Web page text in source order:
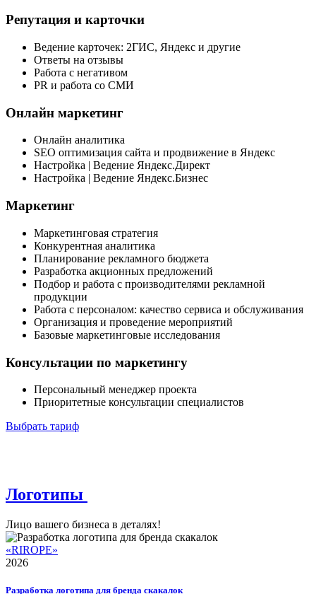
Репутация и карточки
Ведение карточек: 2ГИС, Яндекс и другие
Ответы на отзывы
Работа с негативом
PR и работа со СМИ
Онлайн маркетинг
Онлайн аналитика
SEO оптимизация сайта и продвижение в Яндекс
Настройка | Ведение Яндекс.Директ
Настройка | Ведение Яндекс.Бизнес
Маркетинг
Маркетинговая стратегия
Конкурентная аналитика
Планирование рекламного бюджета
Разработка акционных предложений
Подбор и работа с производителями рекламной
продукции
Работа с персоналом: качество сервиса и обслуживания
Организация и проведение мероприятий
Базовые маркетинговые исследования
Консультации по маркетингу
Персональный менеджер проекта
Приоритетные консультации специалистов
Выбрать тариф
Логотипы
Лицо вашего бизнеса в деталях!
«RIROPE»
2026
Разработка логотипа для бренда скакалок